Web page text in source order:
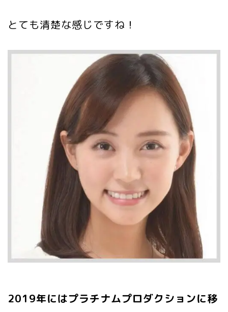
とても清楚な感じですね！
2019年にはプラチナムプロダクションに移